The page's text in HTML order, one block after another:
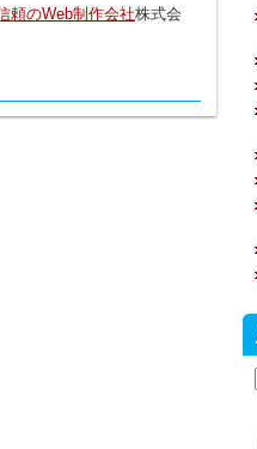
頼のWeb制作会社株式会